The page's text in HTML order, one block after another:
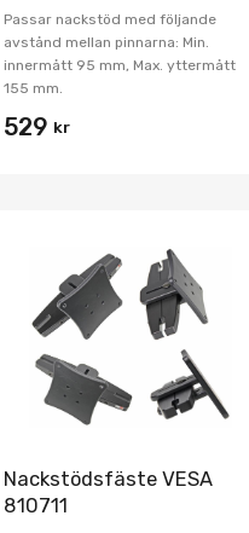
Passar nackstöd med följande
avstånd mellan pinnarna: Min.
innermått 95 mm, Max. yttermått
155 mm.
529 kr
Nackstödsfäste VESA
810711